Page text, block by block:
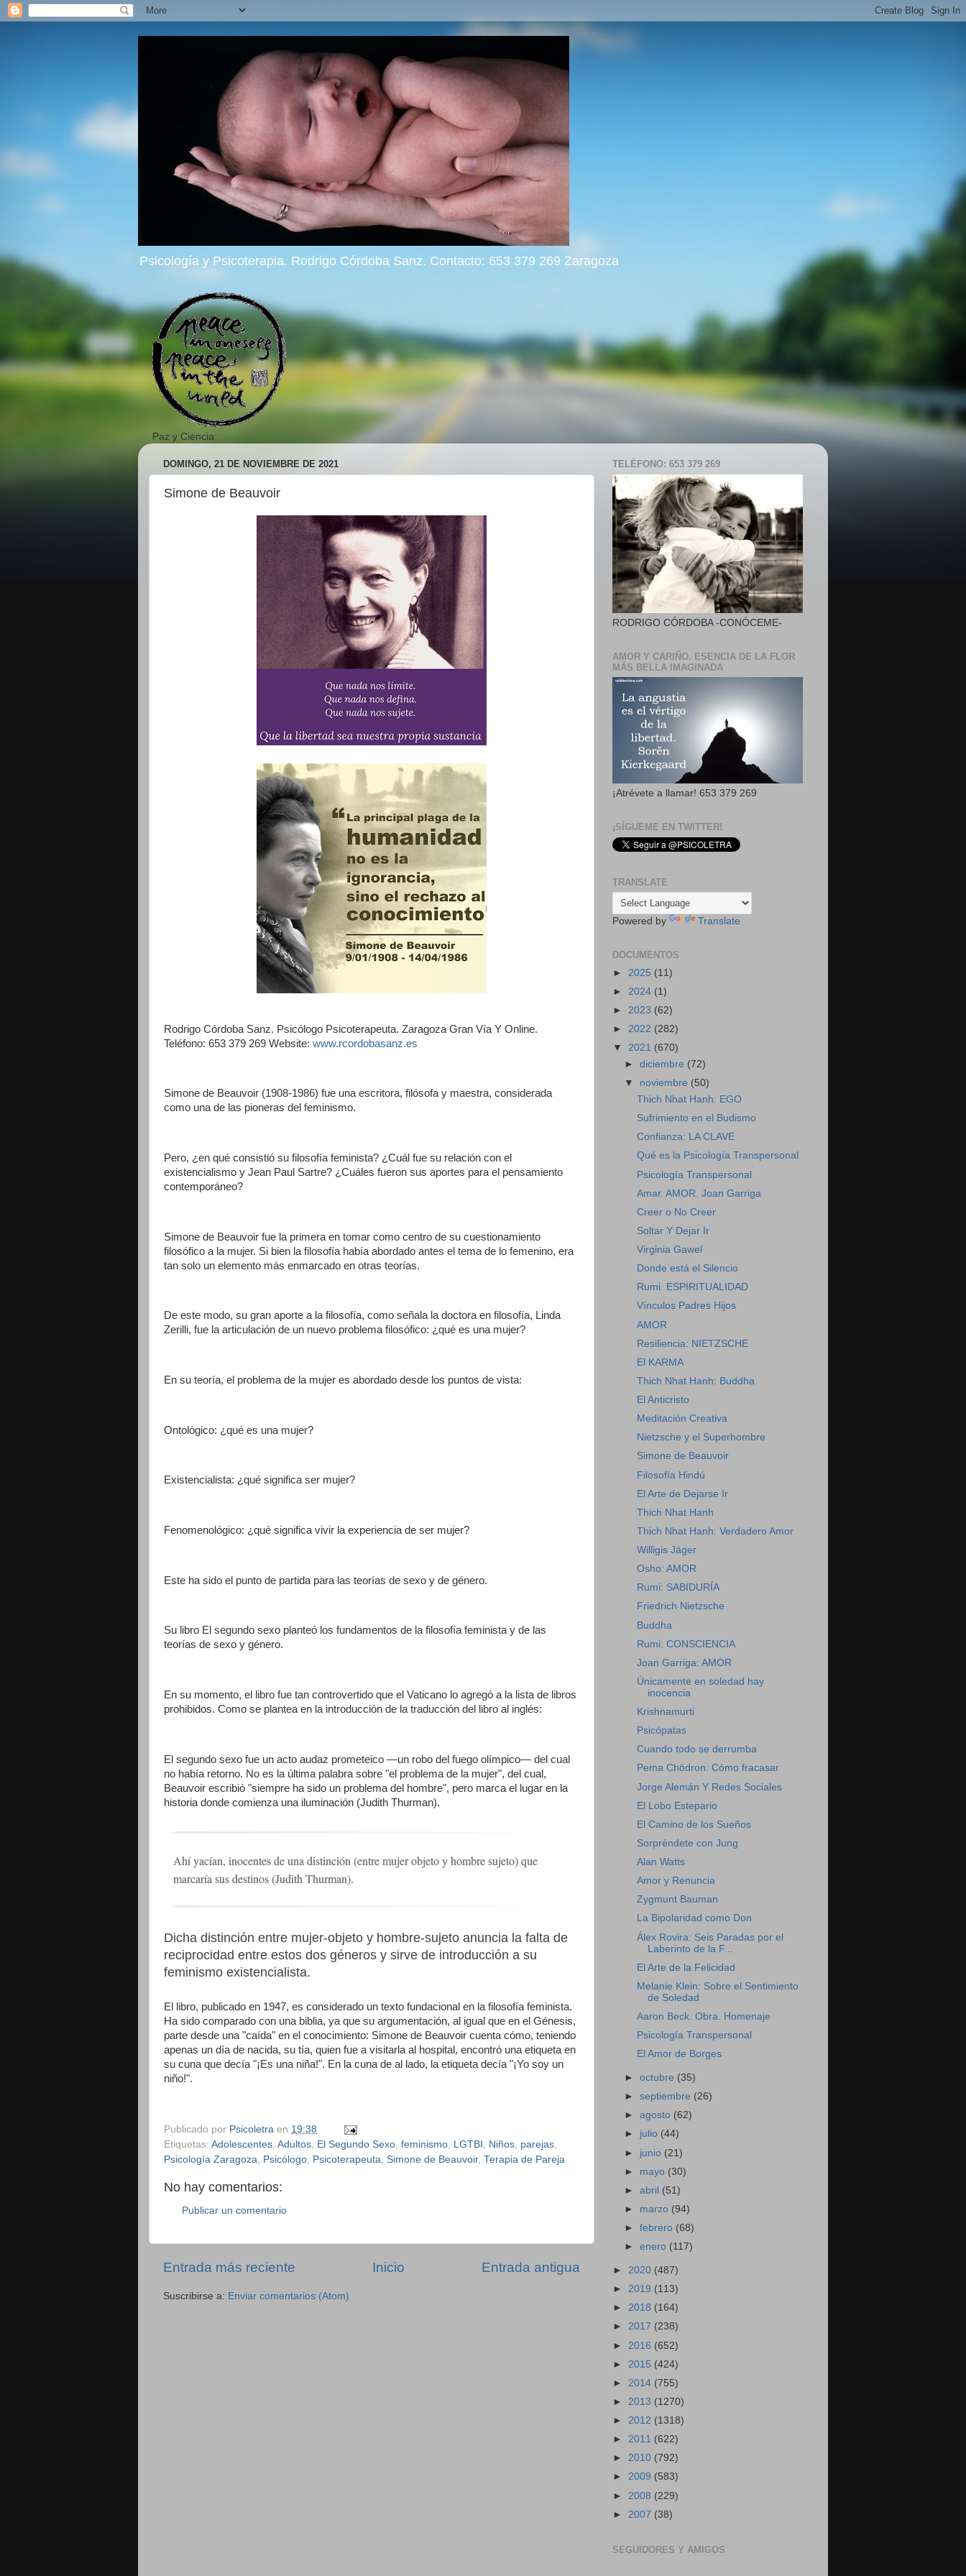
Psicología y Psicoterapia. Rodrigo Córdoba Sanz. Contacto: 653 379 269 Zaragoza
Paz y Ciencia
DOMINGO, 21 DE NOVIEMBRE DE 2021
Simone de Beauvoir
Rodrigo Córdoba Sanz. Psicólogo Psicoterapeuta. Zaragoza Gran Vía Y Online.
Teléfono: 653 379 269 Website: www.rcordobasanz.es
Simone de Beauvoir (1908-1986) fue una escritora, filósofa y maestra, considerada
como una de las pioneras del feminismo.
Pero, ¿en qué consistió su filosofía feminista? ¿Cuál fue su relación con el
existencialismo y Jean Paul Sartre? ¿Cuáles fueron sus aportes para el pensamiento
contemporáneo?
Simone de Beauvoir fue la primera en tomar como centro de su cuestionamiento
filosófico a la mujer. Si bien la filosofía había abordado antes el tema de lo femenino, era
tan solo un elemento más enmarcado en otras teorías.
De este modo, su gran aporte a la filosofía, como señala la doctora en filosofía, Linda
Zerilli, fue la articulación de un nuevo problema filosófico: ¿qué es una mujer?
En su teoría, el problema de la mujer es abordado desde los puntos de vista:
Ontológico: ¿qué es una mujer?
Existencialista: ¿qué significa ser mujer?
Fenomenológico: ¿qué significa vivir la experiencia de ser mujer?
Este ha sido el punto de partida para las teorías de sexo y de género.
Su libro El segundo sexo planteó los fundamentos de la filosofía feminista y de las
teorías de sexo y género.
En su momento, el libro fue tan controvertido que el Vaticano lo agregó a la lista de libros
prohibidos. Como se plantea en la introducción de la traducción del libro al inglés:
El segundo sexo fue un acto audaz prometeico —un robo del fuego olímpico— del cual
no había retorno. No es la última palabra sobre "el problema de la mujer", del cual,
Beauvoir escribió "siempre ha sido un problema del hombre", pero marca el lugar en la
historia donde comienza una iluminación (Judith Thurman).
Ahí yacían, inocentes de una distinción (entre mujer objeto y hombre sujeto) que
marcaría sus destinos (Judith Thurman).
Dicha distinción entre mujer-objeto y hombre-sujeto anuncia la falta de
reciprocidad entre estos dos géneros y sirve de introducción a su
feminismo existencialista.
El libro, publicado en 1947, es considerado un texto fundacional en la filosofía feminista.
Ha sido comparado con una biblia, ya que su argumentación, al igual que en el Génesis,
parte desde una "caída" en el conocimiento: Simone de Beauvoir cuenta cómo, teniendo
apenas un día de nacida, su tía, quien fue a visitarla al hospital, encontró una etiqueta en
su cuna que decía "¡Es una niña!". En la cuna de al lado, la etiqueta decía "¡Yo soy un
niño!".
Publicado por Psicoletra en 19:38
Etiquetas: Adolescentes Adultos El Segundo Sexo feminismo LGTBI Niños parejas
Psicología Zaragoza
Psicólogo Psicoterapeuta Simone de Beauvoir, Terapia de Pareja
No hay comentarios:
Publicar un comentario
Entrada más reciente Entrada antigua
Inicio
Suscribirse a: Enviar comentarios (Atom)
TELÉFONO: 653 379 269
RODRIGO CÓRDOBA -CONÓCEME-
AMOR Y CARIÑO. ESENCIA DE LA FLOR
MÁS BELLA IMAGINADA
¡Atrévete a llamar! 653 379 269
¡SÍGUEME EN TWITTER!
TRANSLATE
Powered by Translate
DOCUMENTOS
► 2025 (11)
► 2024 (1)
► 2023 (62)
► 2022 (282)
▼ 2021 (670)
►diciembre (72)
▼ noviembre (50)
Thich Nhat Hanh: EGO
Sufrimiento en el Budismo
Confianza: LA CLAVE
Qué es la Psicología Transpersonal
Psicología Transpersonal
Amar. AMOR. Joan Garriga
Creer o No Creer
Soltar Y Dejar Ir
Virginia Gawel
Donde está el Silencio
Rumi. ESPIRITUALIDAD
Vínculos Padres Hijos
AMOR
Resiliencia: NIETZSCHE
El KARMA
Thich Nhat Hanh: Buddha
El Anticristo
Meditación Creativa
Nietzsche y el Superhombre
Simone de Beauvoir
Filosofía Hindú
El Arte de Dejarse Ir
Thich Nhat Hanh
Thich Nhat Hanh: Verdadero Amor
Willigis Jäger
Osho: AMOR
Rumi: SABIDURÍA
Friedrich Nietzsche
Buddha
Rumi: CONSCIENCIA
Joan Garriga: AMOR
Únicamente en soledad hay
inocencia
Krishnamurti
Psicópatas
Cuando todo se derrumba
Pema Chödron: Cómo fracasar
Jorge Alemán Y Redes Sociales
El Lobo Estepario
El Camino de los Sueños
Sorpréndete con Jung
Alan Watts
Amor y Renuncia
Zygmunt Bauman
La Bipolaridad como Don
Álex Rovira: Seis Paradas por el
Laberinto de la F...
El Arte de la Felicidad
Melanie Klein: Sobre el Sentimiento
de Soledad
Aaron Beck. Obra. Homenaje
Psicología Transpersonal
El Amor de Borges
►octubre (35)
►septiembre (26)
►agosto (62)
► julio (44)
► junio (21)
► mayo (30)
►abril (51)
► marzo (94)
►febrero (68)
►enero (117)
► 2020 (487)
► 2019 (113)
► 2018 (164)
► 2017 (238)
► 2016 (652)
► 2015 (424)
► 2014 (755)
► 2013 (1270)
► 2012 (1318)
► 2011 (622)
► 2010 (792)
► 2009 (583)
► 2008 (229)
► 2007 (38)
SEGUIDORES Y AMIGOS